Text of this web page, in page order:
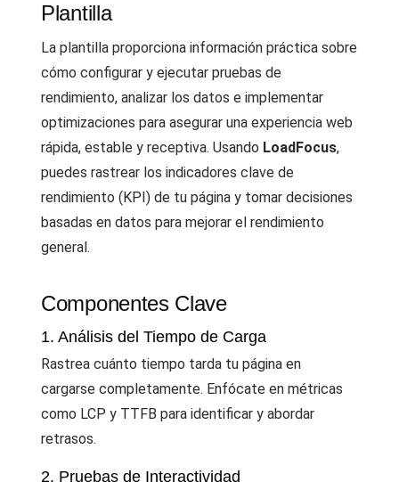
Plantilla
La plantilla proporciona información práctica sobre
cómo configurar y ejecutar pruebas de
rendimiento, analizar los datos e implementar
optimizaciones para asegurar una experiencia web
rápida, estable y receptiva. Usando LoadFocus,
puedes rastrear los indicadores clave de
rendimiento (KPI) de tu página y tomar decisiones
basadas en datos para mejorar el rendimiento
general.
Componentes Clave
1. Análisis del Tiempo de Carga
Rastrea cuánto tiempo tarda tu página en
cargarse completamente. Enfócate en métricas
como LCP y TTFB para identificar y abordar
retrasos.
2. Pruebas de Interactividad